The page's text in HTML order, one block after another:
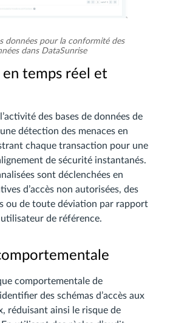
données pour la conformité des
dans DataSunrise
en temps réel et
des bases de données de
détection des menaces en
chaque transaction pour une
de sécurité instantanés.
sont déclenchées en
d’accès non autorisées, des
ou de toute déviation par rapport
de référence.
comportementale de
des schémas d’accès aux
réduisant ainsi le risque de